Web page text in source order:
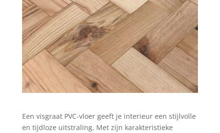
Een visgraat PVC-vloer geeft je interieur een stijlvolle
en tijdloze uitstraling. Met zijn karakteristieke